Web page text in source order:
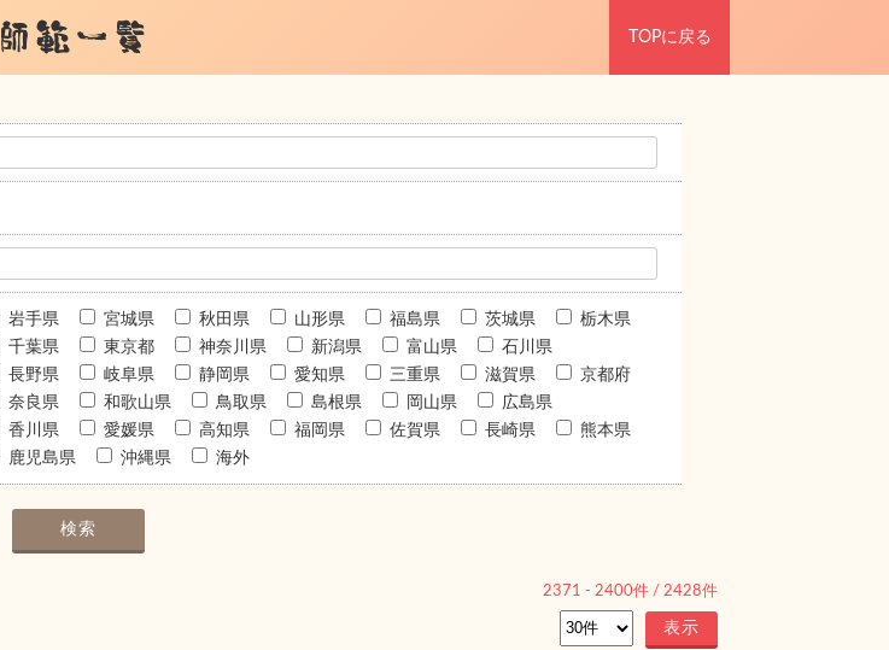
師範一覧 TOPに戻る
岩手県 宮城県 秋田県 山形県 福島県 茨城県
栃木県
千葉県 東京都 神奈川県 新潟県 富山県
石川県
長野県 岐阜県 静岡県 愛知県 三重県 滋賀県
京都府
奈良県 和歌山県 鳥取県 島根県 岡山県
広島県
香川県 愛媛県 高知県 福岡県 佐賀県 長崎県
熊本県
鹿児島県 沖縄県 海外
2371 - 2400件 / 2428件